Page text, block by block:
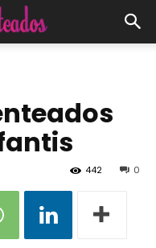
0
442